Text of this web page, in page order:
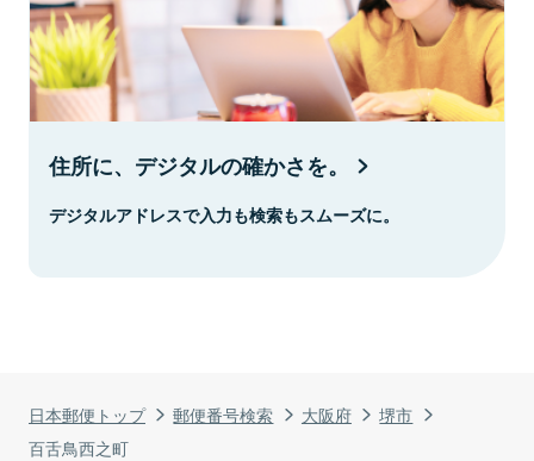
日本郵便トップ 郵便番号検索 大阪府
堺市
百舌鳥西之町
住所に、デジタルの確かさを。
デジタルアドレスで入力も検索もスムーズに。